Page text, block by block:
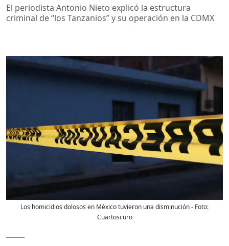
El periodista Antonio Nieto explicó la estructura
criminal de “los Tanzanios” y su operación en la CDMX
Los homicidios dolosos en México tuvieron una disminución- Foto:
Cuartoscuro